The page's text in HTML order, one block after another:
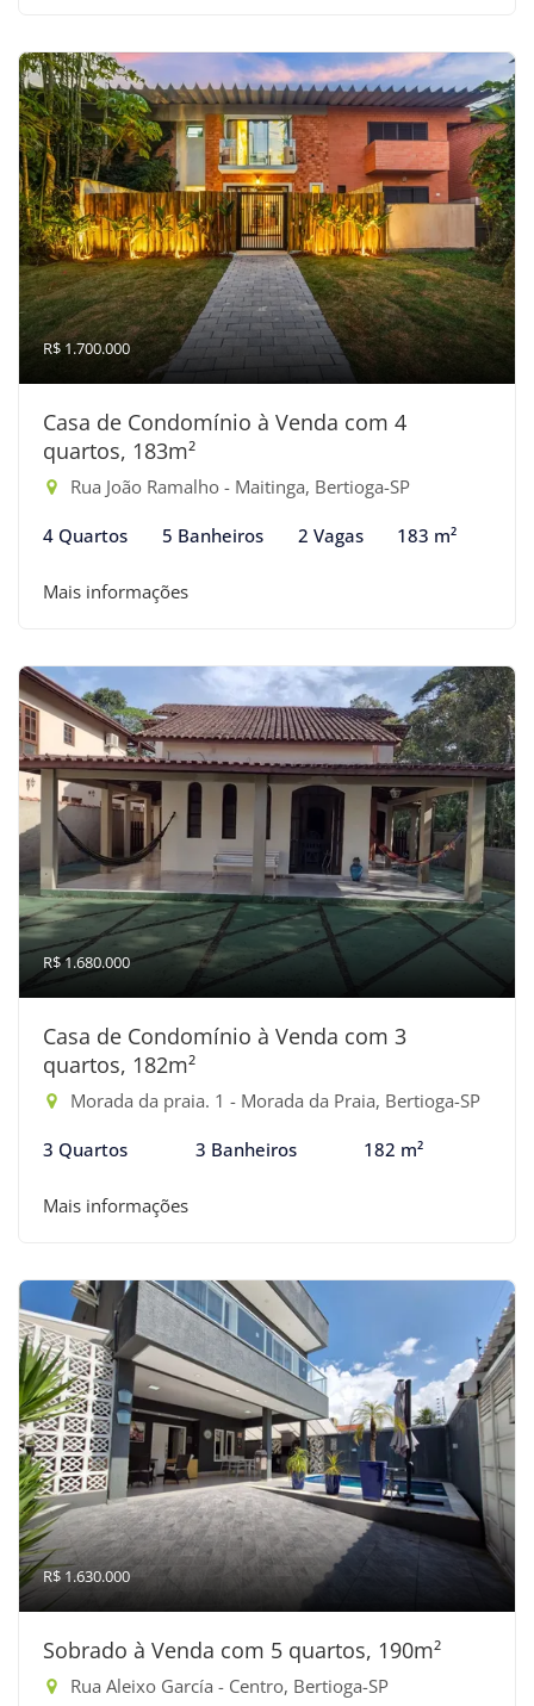
R$ 1.700.000
Casa de Condomínio à Venda com 4
quartos, 183m²
Rua João Ramalho - Maitinga, Bertioga-SP
4 Quartos 5 Banheiros 2 Vagas 183 m²
Mais informações
R$ 1.680.000
Casa de Condomínio à Venda com 3
quartos, 182m²
Morada da praia. 1 - Morada da Praia, Bertioga-SP
3 Quartos 3 Banheiros 182 m²
Mais informações
R$ 1.630.000
Sobrado à Venda com 5 quartos, 190m²
Rua Aleixo García - Centro, Bertioga-SP